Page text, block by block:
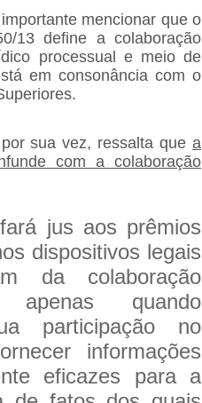
mencionar que o
13 define a colaboração
processual e meio de
em consonância com o
vez, ressalta que a
com a colaboração
jus aos prêmios
dispositivos legais
da colaboração
apenas quando
participação no
informações
eficazes para a